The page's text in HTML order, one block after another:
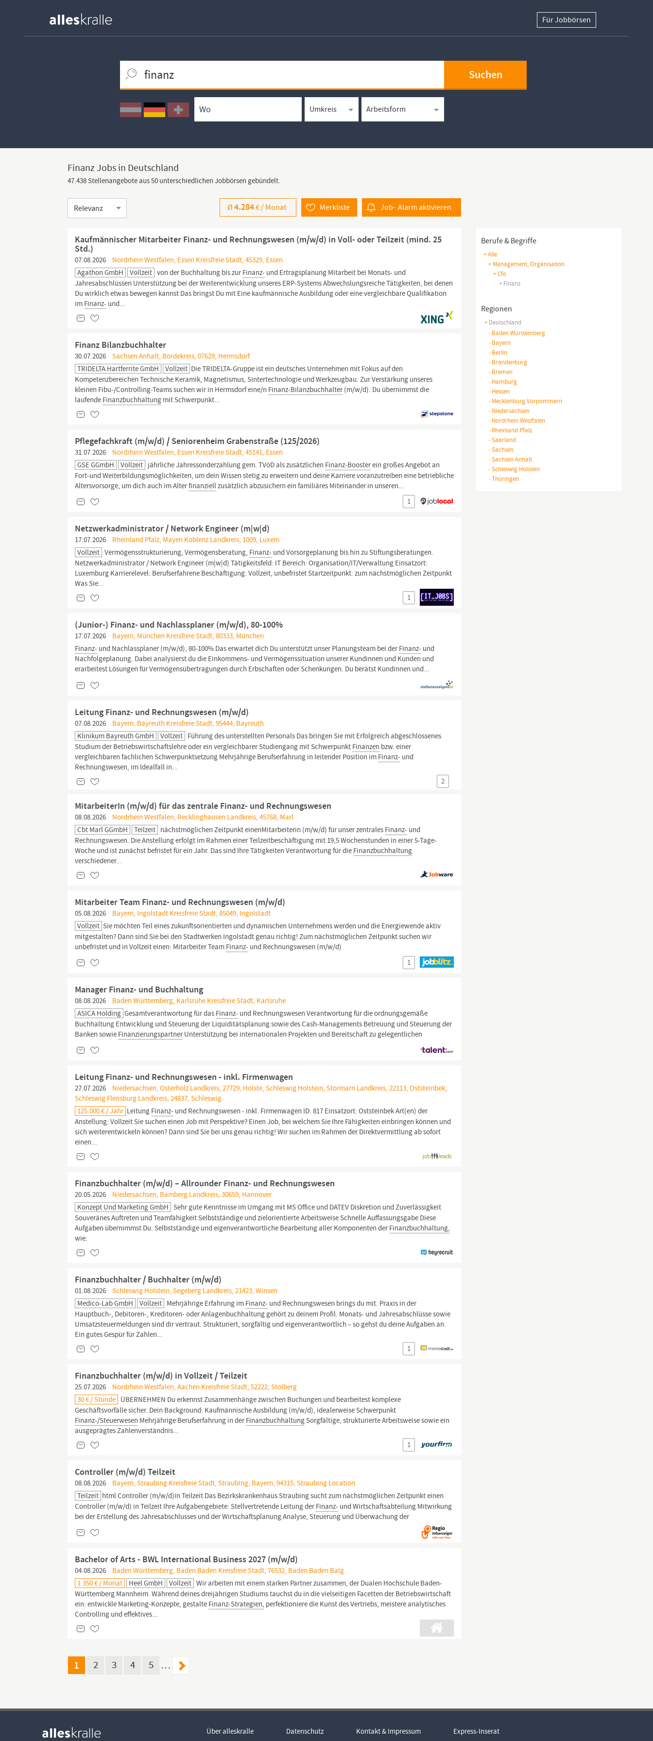
Für Jobbörsen
Ortssuche
Umkreissuche
Arbeitsform
Berufe & Begriffe
+ Alle
+ Management, Organisation
+ Cfo
+ Finanz
Regionen
+ Deutschland
-Baden Württemberg
-Bayern
-Berlin
-Brandenburg
-Bremen
-Hamburg
-Hessen
-Mecklenburg Vorpommern
-Niedersachsen
-Nordrhein Westfalen
-Rheinland Pfalz
-Saarland
-Sachsen
-Sachsen Anhalt
-Schleswig Holstein
-Thüringen
Finanz Jobs in Deutschland
47.438 Stellenangebote aus 50 unterschiedlichen Jobbörsen gebündelt.
Sortierung Job- Alarmaktivieren
Merkliste
Ø4.284€ / Monat
Kaufmännischer Mitarbeiter Finanz- und Rechnungswesen (m/w/d) in Voll- oder Teilzeit (mind. 25
Std.)
07.08.2026
Nordrhein Westfalen, Essen Kreisfreie Stadt, 45329, Essen
Agathon GmbH
Vollzeit von der Buchhaltung bis zurFinanz- und Ertragsplanung Mitarbeit bei Monats- und
Jahresabschlüssen Unterstützung bei der Weiterentwicklung unseres ERP-Systems Abwechslungsreiche Tätigkeiten, bei denen
Du wirklich etwas bewegen kannst Das bringst Du mit Eine kaufmännische Ausbildung oder eine vergleichbare Qualifikation
im Finanz- und...
Finanz Bilanzbuchhalter
30.07.2026
Sachsen Anhalt, Bördekreis, 07629, Hermsdorf
TRIDELTA Hartferrite GmbH
Vollzeit Die TRIDELTA-Gruppe ist ein deutsches Unternehmen mit Fokus auf den
Kompetenzbereichen Technische Keramik, Magnetismus, Sintertechnologie und Werkzeugbau. Zur Verstärkung unseres
kleinen Fibu-/Controlling-Teams suchen wir in Hermsdorf eine/n Finanz-Bilanzbuchhalter(m/w/d). Du übernimmst die
laufende Finanzbuchhaltung mit Schwerpunkt...
Pflegefachkraft (m/w/d) / Seniorenheim Grabenstraße (125/2026)
31.07.2026
Nordrhein Westfalen, Essen Kreisfreie Stadt, 45141, Essen
GSE GGmbH
Vollzeit jährliche Jahressonderzahlung gem. TVöD als zusätzlichen Finanz-Boosterein großes Angebot an
Fort-und Weiterbildungsmöglichkeiten, um dein Wissen stetig zu erweitern und deine Karriere voranzutreiben eine betriebliche
Altersvorsorge, um dich auch im Alterfinanziellzusätzlich abzusichern ein familiäres Miteinander in unseren...
1
Netzwerkadministrator / Network Engineer (m|w|d)
17.07.2026
Rheinland Pfalz, Mayen Koblenz Landkreis, 1009, Luxem
Vollzeit Vermögensstrukturierung, Vermögensberatung, Finanz- und Vorsorgeplanung bis hin zu Stiftungsberatungen.
Netzwerkadministrator / Network Engineer (m|w|d) Tätigkeitsfeld: IT Bereich: Organisation/IT/Verwaltung Einsatzort:
Luxemburg Karrierelevel: Berufserfahrene Beschäftigung: Vollzeit, unbefristet Startzeitpunkt: zum nächstmöglichen Zeitpunkt
Was Sie...
1
(Junior-) Finanz- und Nachlassplaner (m/w/d), 80-100%
17.07.2026
Bayern, München Kreisfreie Stadt, 80333, München
Finanz- und Nachlassplaner (m/w/d), 80-100% Das erwartet dich Du unterstützt unser Planungsteam bei derFinanz- und
Nachfolgeplanung. Dabei analysierst du die Einkommens- und Vermögenssituation unserer Kundinnen und Kunden und
erarbeitest Lösungen für Vermögensübertragungen durch Erbschaften oder Schenkungen. Du berätst Kundinnen und...
Leitung Finanz- und Rechnungswesen (m/w/d)
07.08.2026
Bayern, Bayreuth Kreisfreie Stadt, 95444, Bayreuth
Klinikum Bayreuth GmbH
Vollzeit Führung des unterstellten Personals Das bringen Sie mit Erfolgreich abgeschlossenes
Studium der Betriebswirtschaftslehre oder ein vergleichbarer Studiengang mit Schwerpunkt Finanzen bzw. einer
vergleichbaren fachlichen Schwerpunktsetzung Mehrjährige Berufserfahrung in leitender Position im Finanz- und
Rechnungswesen, im Idealfall in...
2
MitarbeiterIn (m/w/d) für das zentrale Finanz- und Rechnungswesen
08.08.2026
Nordrhein Westfalen, Recklinghausen Landkreis, 45768, Marl
Cbt Marl GGmbH
Teilzeit nächstmöglichen Zeitpunkt einenMitarbeiterin (m/w/d) für unser zentrales Finanz- und
Rechnungswesen. Die Anstellung erfolgt im Rahmen einer Teilzeitbeschäftigung mit 19,5 Wochenstunden in einer 5-Tage-
Woche und ist zunächst befristet für ein Jahr. Das sind Ihre Tätigkeiten Verantwortung für die Finanzbuchhaltung
verschiedener...
Mitarbeiter Team Finanz- und Rechnungswesen (m/w/d)
05.08.2026
Bayern, Ingolstadt Kreisfreie Stadt, 85049, Ingolstadt
Vollzeit Sie möchten Teil eines zukunftsorientierten und dynamischen Unternehmens werden und die Energiewende aktiv
mitgestalten? Dann sind Sie bei den Stadtwerken Ingolstadt genau richtig! Zum nächstmöglichen Zeitpunkt suchen wir
unbefristet und in Vollzeit einen: Mitarbeiter Team Finanz- und Rechnungswesen (m/w/d)
1
Manager Finanz- und Buchhaltung
08.08.2026
Baden Württemberg, Karlsruhe Kreisfreie Stadt, Karlsruhe
ASICA Holding Gesamtverantwortung für das Finanz- und Rechnungswesen Verantwortung für die ordnungsgemäße
Buchhaltung Entwicklung und Steuerung der Liquiditätsplanung sowie des Cash-Managements Betreuung und Steuerung der
Banken sowie FinanzierungspartnerUnterstützung bei internationalen Projekten und Bereitschaft zu gelegentlichen
Leitung Finanz- und Rechnungswesen - inkl. Firmenwagen
27.07.2026
Niedersachsen, Osterholz Landkreis, 27729, Holste, Schleswig Holstein, Stormarn Landkreis, 22113, Oststeinbek,
Schleswig Flensburg Landkreis, 24837, Schleswig
125.000 € / Jahr Leitung Finanz- und Rechnungswesen - inkl. Firmenwagen ID: 817 Einsatzort: Oststeinbek Art(en) der
Anstellung: Vollzeit Sie suchen einen Job mit Perspektive? Einen Job, bei welchem Sie Ihre Fähigkeiten einbringen können und
sich weiterentwickeln können? Dann sind Sie bei uns genau richtig! Wir suchen im Rahmen der Direktvermittlung ab sofort
einen...
Finanzbuchhalter (m/w/d) – Allrounder Finanz- und Rechnungswesen
20.05.2026
Niedersachsen, Bamberg Landkreis, 30659, Hannover
Konzept Und Marketing GmbH Sehr gute Kenntnisse im Umgang mit MS Office und DATEV Diskretion und Zuverlässigkeit
Souveränes Auftreten und Teamfähigkeit Selbstständige und zielorientierte Arbeitsweise Schnelle Auffassungsgabe Diese
Aufgaben übernimmst Du: Selbstständige und eigenverantwortliche Bearbeitung aller Komponenten derFinanzbuchhaltung,
wie:
Finanzbuchhalter / Buchhalter (m/w/d)
01.08.2026
Schleswig Holstein, Segeberg Landkreis, 21423, Winsen
Medico-Lab GmbH
Vollzeit Mehrjährige Erfahrung im Finanz- und Rechnungswesen brings du mit. Praxis in der
Hauptbuch-, Debitoren-, Kreditoren- oder Anlagenbuchhaltung gehört zu deinem Profil. Monats- und Jahresabschlüsse sowie
Umsatzsteuermeldungen sind dir vertraut. Strukturiert, sorgfältig und eigenverantwortlich – so gehst du deine Aufgaben an.
Ein gutes Gespür für Zahlen...
1
Finanzbuchhalter (m/w/d) in Vollzeit / Teilzeit
25.07.2026
Nordrhein Westfalen, Aachen Kreisfreie Stadt, 52222, Stolberg
30 € / Stunde ÜBERNEHMEN Du erkennst Zusammenhänge zwischen Buchungen und bearbeitest komplexe
Geschäftsvorfälle sicher. Dein Background: Kaufmännische Ausbildung (m/w/d), idealerweise Schwerpunkt
Finanz-/Steuerwesen Mehrjährige Berufserfahrung in derFinanzbuchhaltung Sorgfältige, strukturierte Arbeitsweise sowie ein
ausgeprägtes Zahlenverständnis...
1
Controller (m/w/d) Teilzeit
08.08.2026
Bayern, Straubing Kreisfreie Stadt, Straubing, Bayern, 94315, Straubing Location
Teilzeit html Controller (m/w/d)in Teilzeit Das Bezirkskrankenhaus Straubing sucht zum nächstmöglichen Zeitpunkt einen
Controller (m/w/d) in Teilzeit Ihre Aufgabengebiete: Stellvertretende Leitung derFinanz- und Wirtschaftsabteilung Mitwirkung
bei der Erstellung des Jahresabschlusses und der Wirtschaftsplanung Analyse, Steuerung und Überwachung der
Bachelor of Arts - BWL International Business 2027 (m/w/d)
04.08.2026
Baden Württemberg, Baden Baden Kreisfreie Stadt, 76532, Baden Baden Balg
1.350 € / Monat
Heel GmbH Vollzeit Wir arbeiten mit einem starken Partner zusammen, der Dualen Hochschule Baden-
Württemberg Mannheim. Während deines dreijährigen Studiums tauchst du in die vielseitigen Facetten der Betriebswirtschaft
ein: entwickle Marketing-Konzepte, gestalte Finanz-Strategien, perfektioniere die Kunst des Vertriebs, meistere analytisches
Controlling und effektives...
1 2 3 4 5 …
Über alleskralle Datenschutz Kontakt & Impressum Express-Inserat